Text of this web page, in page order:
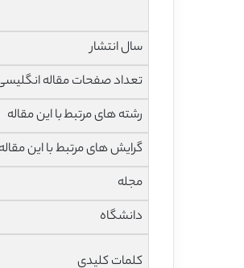
سال انتشار
تعداد صفحات مقاله
رشته های مرتبط با این مقاله
گرایش های مرتبط با این مقاله
مجله
دانشگاه
کلمات کلیدی